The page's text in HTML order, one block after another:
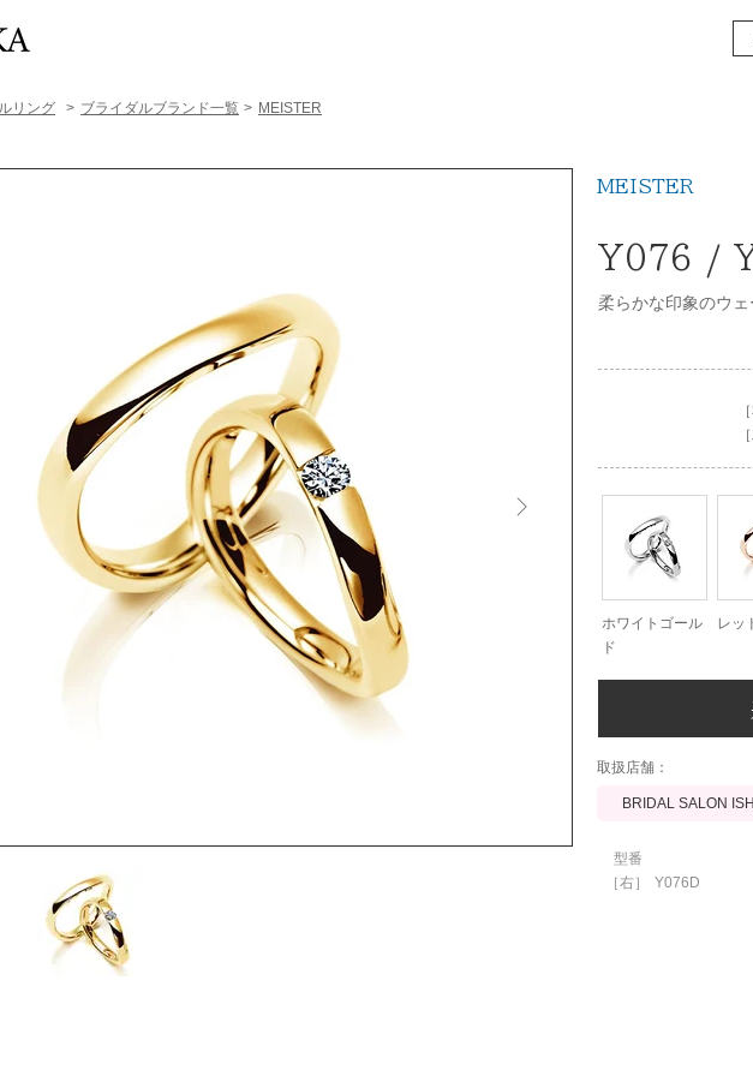
リング > ​ブライダルブランド一覧 > MEISTER
MEISTER
Y076 /
柔らかな印象のウェ
ホワイトゴール
ド
レッ
​取扱店舗：
BRIDAL SALON
型番
［右］
Y076D